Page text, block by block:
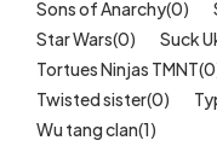
Sons of Anarchy(0)
Star Wars(0) Suck
Tortues Ninjas TMNT
Twisted sister(0)
Wu tang clan(1)